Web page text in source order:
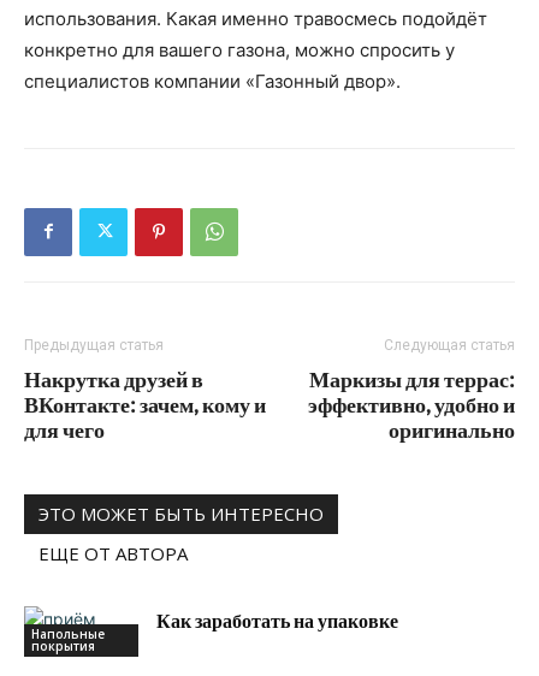
использования. Какая именно травосмесь подойдёт
конкретно для вашего газона, можно спросить у
специалистов компании «Газонный двор».
Предыдущая статья
Накрутка друзей в
ВКонтакте: зачем, кому и
для чего
Следующая статья
Маркизы для террас:
эффективно, удобно и
оригинально
ЭТО МОЖЕТ БЫТЬ ИНТЕРЕСНО
ЕЩЕ ОТ АВТОРА
Напольные
покрытия
Как заработать на упаковке